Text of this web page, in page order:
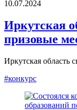
10.07.2024
Иркутская
призовые
Иркутская область
#конкурс